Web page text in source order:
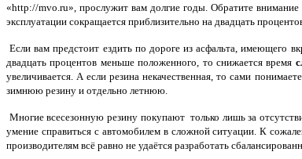
«http://mvo.ru», прослужит вам долгие годы. Обратите
эксплуатации сокращается приблизительно на двадцать
Если вам предстоит ездить по дороге из асфальта, имеющего
двадцать процентов меньше положенного, то снижается время
увеличивается. А если резина некачественная, то сами
зимнюю резину и отдельно летнюю.
Многие всесезонную резину покупают только лишь за
умение справиться с автомобилем в сложной ситуации. К
производителям всё равно не удаётся разработать